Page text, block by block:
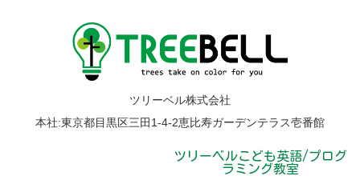
ツリーベル株式会社
本社:東京都目黒区三田1-4-2恵比寿ガーデンテラス壱番館
ツリーベルこども英語/プログ
ラミング教室